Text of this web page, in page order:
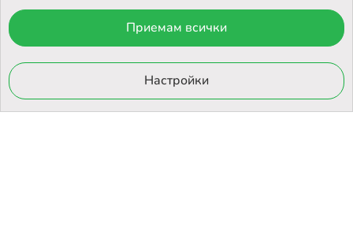
© 2026 Otrovi.com. Всички права запазени ™ |Карта на сайта
Онлайн магазин
Приемам всички
Настройки